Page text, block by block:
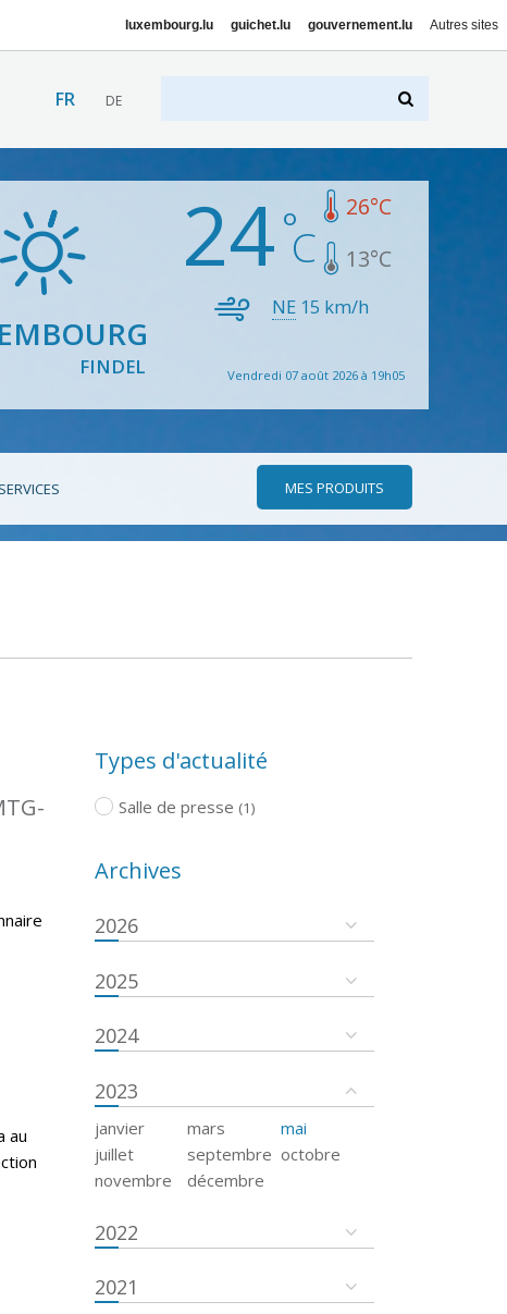
luxembourg.lu guichet.lu gouvernement.lu Autres sites
FR DE
FINDEL
24 26°C
13°C
NE 15 km/h
Vendredi 07 août 2026 à 19h05
MES PRODUITS
au
Types d'actualité
Salle de presse (1)
Archives
2026
2025
2024
2023
janvier mars
mai
juillet
septembre octobre
novembre
décembre
2022
2021